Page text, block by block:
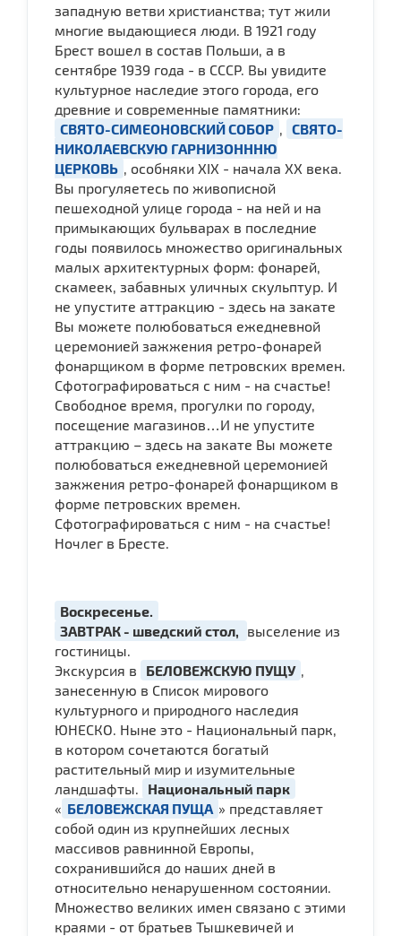
западную ветви христианства; тут жили
многие выдающиеся люди. В 1921 году
Брест вошел в состав Польши, а в
сентябре 1939 года - в СССР. Вы увидите
культурное наследие этого города, его
древние и современные памятники:
СВЯТО-СИМЕОНОВСКИЙ СОБОР
СВЯТО-
НИКОЛАЕВСКУЮ ГАРНИЗОНННЮ
ЦЕРКОВЬ
, особняки XIX - начала ХХ века.
Вы прогуляетесь по живописной
пешеходной улице города - на ней и на
примыкающих бульварах в последние
годы появилось множество оригинальных
малых архитектурных форм: фонарей,
скамеек, забавных уличных скульптур. И
не упустите аттракцию - здесь на закате
Вы можете полюбоваться ежедневной
церемонией зажжения ретро-фонарей
фонарщиком в форме петровских времен.
Сфотографироваться с ним - на счастье!
Свободное время, прогулки по городу,
посещение магазинов…И не упустите
аттракцию – здесь на закате Вы можете
полюбоваться ежедневной церемонией
зажжения ретро-фонарей фонарщиком в
форме петровских времен.
Сфотографироваться с ним - на счастье!
Ночлег в Бресте.
Воскресенье.
ЗАВТРАК - шведский стол,
выселение из
гостиницы.
Экскурсия в
БЕЛОВЕЖСКУЮ ПУЩУ
занесенную в Список мирового
культурного и природного наследия
ЮНЕСКО. Ныне это - Национальный парк,
в котором сочетаются богатый
растительный мир и изумительные
ландшафты.
Национальный парк
« БЕЛОВЕЖСКАЯ ПУЩА » представляет
собой один из крупнейших лесных
массивов равнинной Европы,
сохранившийся до наших дней в
относительно ненарушенном состоянии.
Множество великих имен связано с этими
краями - от братьев Тышкевичей и